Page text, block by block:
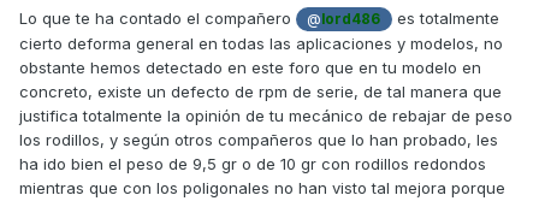
Alguien que haya probado los dos puede darme una
opinion para hacer la compra?
Solo hablo de rodillos con variador de serie no me quiero
de momento liar a cambiar mas cosas,con mejorar la salida
mas rapida me conformo.
Lo que te ha contado el compañero @ lord486
es totalmente
cierto deforma general en todas las aplicaciones y modelos, no
obstante hemos detectado en este foro que en tu modelo en
concreto, existe un defecto de rpm de serie, de tal manera que
justifica totalmente la opinión de tu mecánico de rebajar de peso
los rodillos, y según otros compañeros que lo han probado, les
ha ido bien el peso de 9,5 gr o de 10 gr con rodillos redondos
mientras que con los poligonales no han visto tal mejora porque